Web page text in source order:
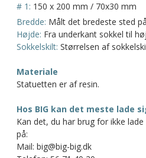
# 1: 150 x 200 mm / 70x30 mm
Bredde: Målt det bredeste sted
Højde: Fra underkant sokkel til
Sokkelskilt: Størrelsen af
Materiale
Statuetten er af resin.
Hos BIG kan det meste lade
Kan det, du har brug for ikke
på:
Mail: big@big-big.dk